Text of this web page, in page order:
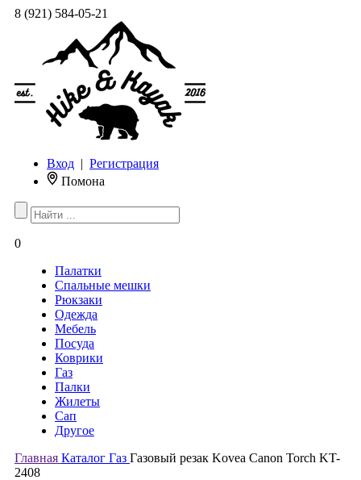
8 (921) 584-05-21
Вход | Регистрация
Помона
0
Палатки
Спальные мешки
Рюкзаки
Одежда
Мебель
Посуда
Коврики
Газ
Палки
Жилеты
Сап
Другое
Главная Каталог Газ Газовый резак Kovea Canon Torch KT-
2408